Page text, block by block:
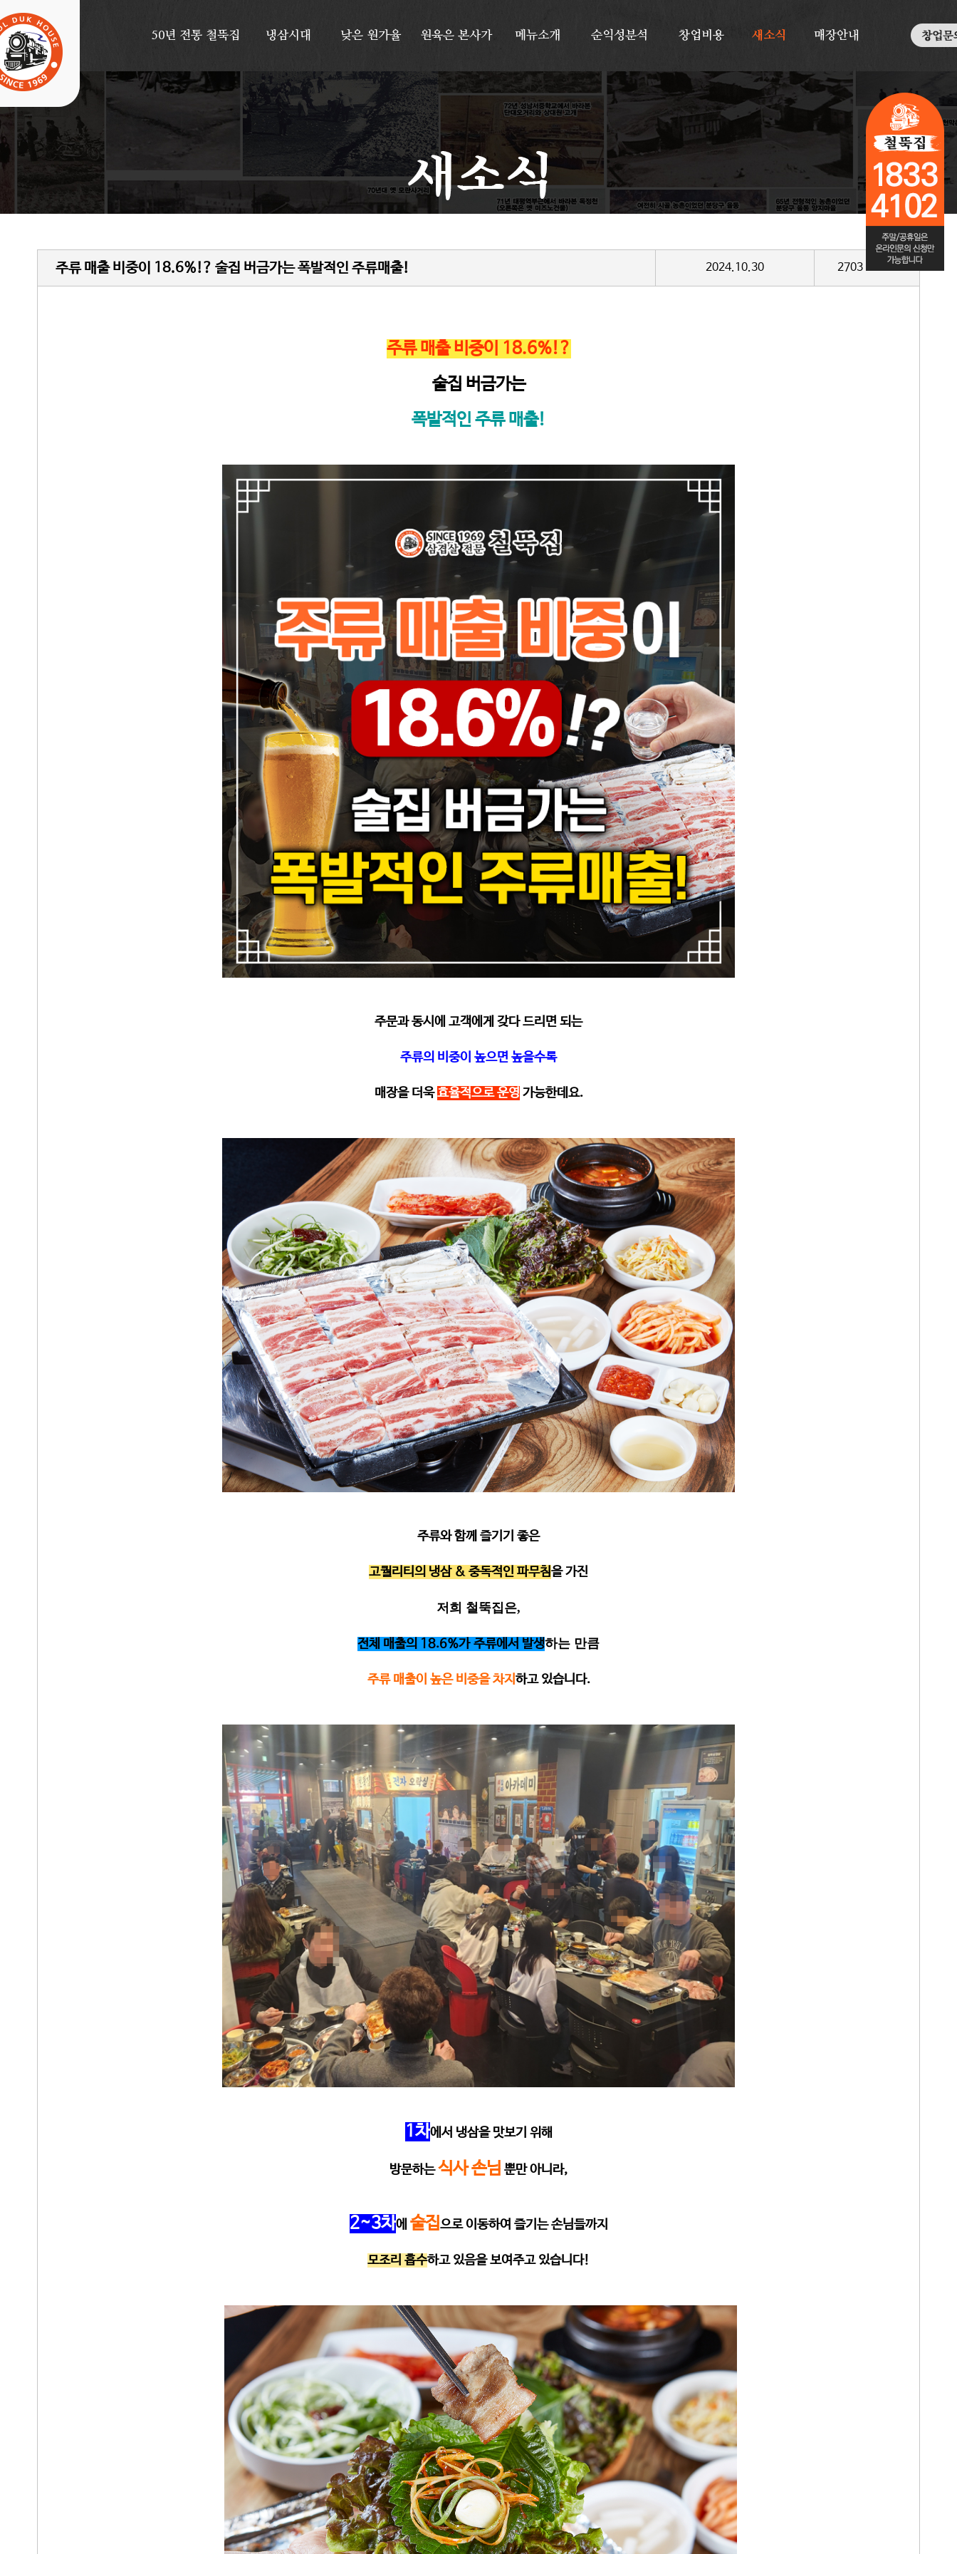
50년 전통 철뚝집 냉삼시대 낮은 원가율 원육은 본사가 메뉴소개 순익성분석 창업비용 새소식 매장안내
주류 매출 비중이 18.6%!? 술집 버금가는 폭발적인 주류매출! 2024.10.30 2703
주류 매출 비중이 18.6%!?
술집 버금가는
폭발적인 주류 매출!
주문과 동시에 고객에게 갖다 드리면 되는
주류의 비중이 높으면 높을수록
매장을 더욱효율적으로 운영 가능한데요.
주류와 함께 즐기기 좋은
고퀄리티의 냉삼 & 중독적인 파무침을 가진
저희 철뚝집은,
전체 매출의 18.6%가 주류에서 발생하는 만큼
주류 매출이 높은 비중을 차지 하고 있습니다.
1차에서 냉삼을 맛보기 위해
방문하는식사 손님 뿐만 아니라,
2~3차에 술집으로 이동하여 즐기는 손님들까지
모조리 흡수하고 있음을 보여주고 있습니다!